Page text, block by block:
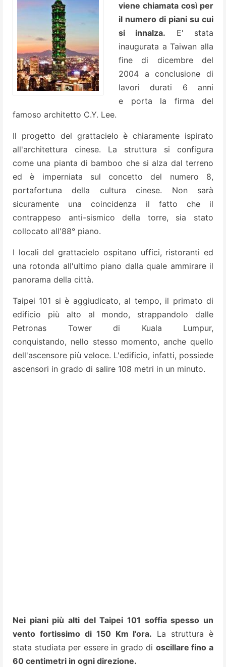
viene chiamata così per
il numero di piani su cui
si innalza. E' stata
inaugurata a Taiwan alla
fine di dicembre del
2004 a conclusione di
lavori durati 6 anni
e porta la firma del
famoso architetto C.Y. Lee.
Il progetto del grattacielo è chiaramente ispirato
all'architettura cinese. La struttura si configura
come una pianta di bamboo che si alza dal terreno
ed è imperniata sul concetto del numero 8,
portafortuna della cultura cinese. Non sarà
sicuramente una coincidenza il fatto che il
contrappeso anti-sismico della torre, sia stato
collocato all'88° piano.
I locali del grattacielo ospitano uffici, ristoranti ed
una rotonda all'ultimo piano dalla quale ammirare il
panorama della città.
Taipei 101 si è aggiudicato, al tempo, il primato di
edificio più alto al mondo, strappandolo dalle
Petronas Tower di Kuala Lumpur,
conquistando, nello stesso momento, anche quello
dell'ascensore più veloce. L'edificio, infatti, possiede
ascensori in grado di salire 108 metri in un minuto.
Nei piani più alti del Taipei 101 soffia spesso un
vento fortissimo di 150 Km l'ora. La struttura è
stata studiata per essere in grado di oscillare fino a
60 centimetri in ogni direzione.